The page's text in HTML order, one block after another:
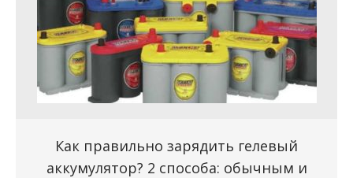
Как правильно зарядить гелевый
аккумулятор? 2 способа: обычным и